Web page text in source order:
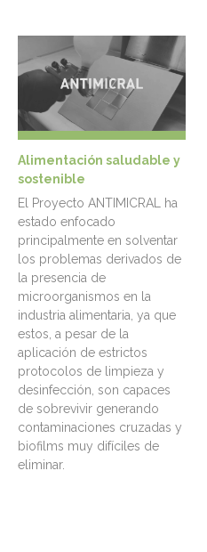
Alimentación saludable y
sostenible
El Proyecto ANTIMICRAL ha
estado enfocado
principalmente en solventar
los problemas derivados de
la presencia de
microorganismos en la
industria alimentaria, ya que
estos, a pesar de la
aplicación de estrictos
protocolos de limpieza y
desinfección, son capaces
de sobrevivir generando
contaminaciones cruzadas y
biofilms muy difíciles de
eliminar.